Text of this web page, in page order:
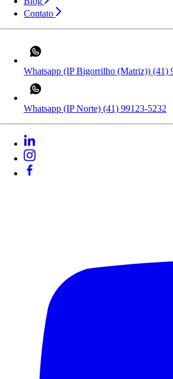
Contato
Whatsapp (IP Bigorrilho (Matriz)) (41)
Whatsapp (IP Norte) (41) 99123-5232